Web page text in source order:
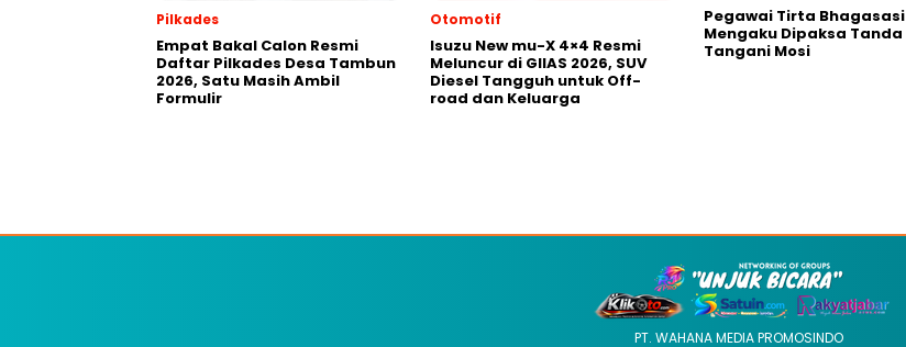
Pilkades
Empat Bakal Calon Resmi
Daftar Pilkades Desa Tambun
2026, Satu Masih Ambil
Formulir
Otomotif
Isuzu New mu-X 4×4 Resmi
Meluncur di GIIAS 2026, SUV
Diesel Tangguh untuk Off-
road dan Keluarga
Pegawai Tirta Bhagasasi
Mengaku Dipaksa Tanda
Tangani Mosi
PT. WAHANA MEDIA PROMOSINDO